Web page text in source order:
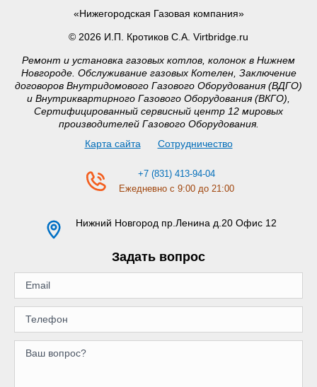
«Нижегородская Газовая компания»
© 2026 И.П. Кротиков С.А. Virtbridge.ru
Ремонт и установка газовых котлов, колонок в Нижнем
Новгороде. Обслуживание газовых Котелен, Заключение
договоров Внутридомового Газового Оборудования (ВДГО)
и Внутриквартирного Газового Оборудования (ВКГО),
Сертифицированный сервисный центр 12 мировых
производителей Газового Оборудования.
Карта сайта
Сотрудничество
+7 (831) 413-94-04
Ежедневно с 9:00 до 21:00
Нижний Новгород пр.Ленина д.20 Офис 12
Задать вопрос